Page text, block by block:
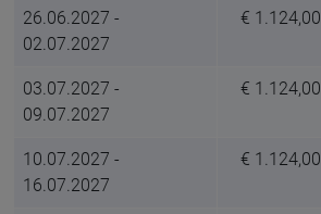
26.06.2027 -
02.07.2027
€ 1.124,00
03.07.2027 -
09.07.2027
€ 1.124,00
10.07.2027 -
16.07.2027
€ 1.124,00